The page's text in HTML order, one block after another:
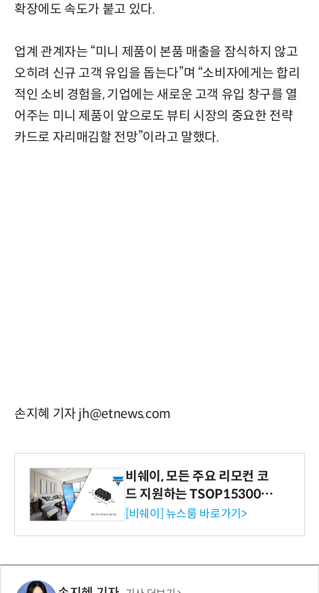
확장에도 속도가 붙고 있다.
업계 관계자는 “미니 제품이 본품 매출을 잠식하지 않고
오히려 신규 고객 유입을 돕는다”며 “소비자에게는 합리
적인 소비 경험을, 기업에는 새로운 고객 유입 창구를 열
어주는 미니 제품이 앞으로도 뷰티 시장의 중요한 전략
카드로 자리매김할 전망”이라고 말했다.
손지혜 기자 jh@etnews.com
비쉐이, 모든 주요 리모컨 코
드 지원하는 TSOP15300 시
리즈 IR 수신기 출시
[비쉐이] 뉴스룸 바로가기>